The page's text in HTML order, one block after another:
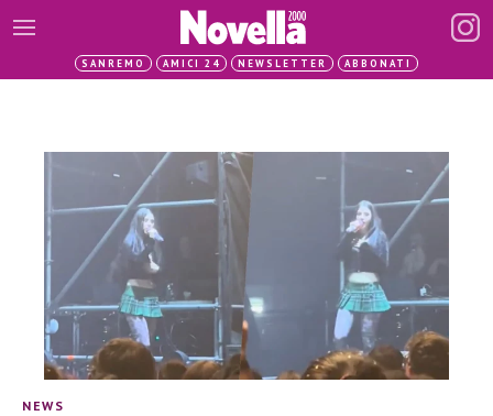
SANREMO AMICI 24 NEWSLETTER ABBONATI
NEWS